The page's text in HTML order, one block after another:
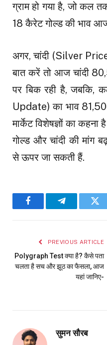
ग्राम हो गया है, जो कल
18 कैरेट गोल्ड की भाव
अगर, चांदी (Silver
बात करें तो आज चांदी
पर बिक रही है, जबकि,
Update) का भाव
मार्केट विशेषज्ञों का कहना
गोल्ड और चांदी की मांग
से ऊपर जा सकती हैं.
FacebookTelegram
PREVIOUS ARTICLE
Polygraph Test क्या है? कैसे पता
चलता है सच और झूठ का फैसला, आज
यहां जानिए-
सुमन सौरब